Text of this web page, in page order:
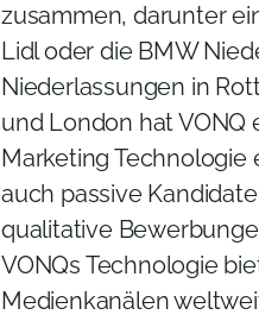
zusammen, darunter
Lidl oder die BMW
Niederlassungen in
und London hat VONQ
Marketing Technologie
auch passive
qualitative
VONQs Technologie
Medienkanälen